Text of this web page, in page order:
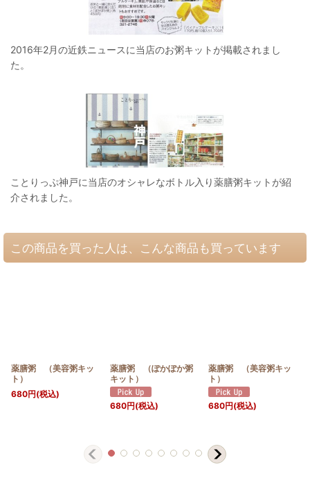
2016年2月の近鉄ニュースに当店のお粥キットが掲載されまし
た。
ことりっぷ神戸に当店のオシャレなボトル入り薬膳粥キットが紹
介されました。
この商品を買った人は、こんな商品も買っています
薬膳粥 （美容粥キッ
ト）
680円(税込)
薬膳粥 （ぽかぽか粥
キット）
680円(税込)
薬膳粥 （美容粥キッ
ト）
680円(税込)